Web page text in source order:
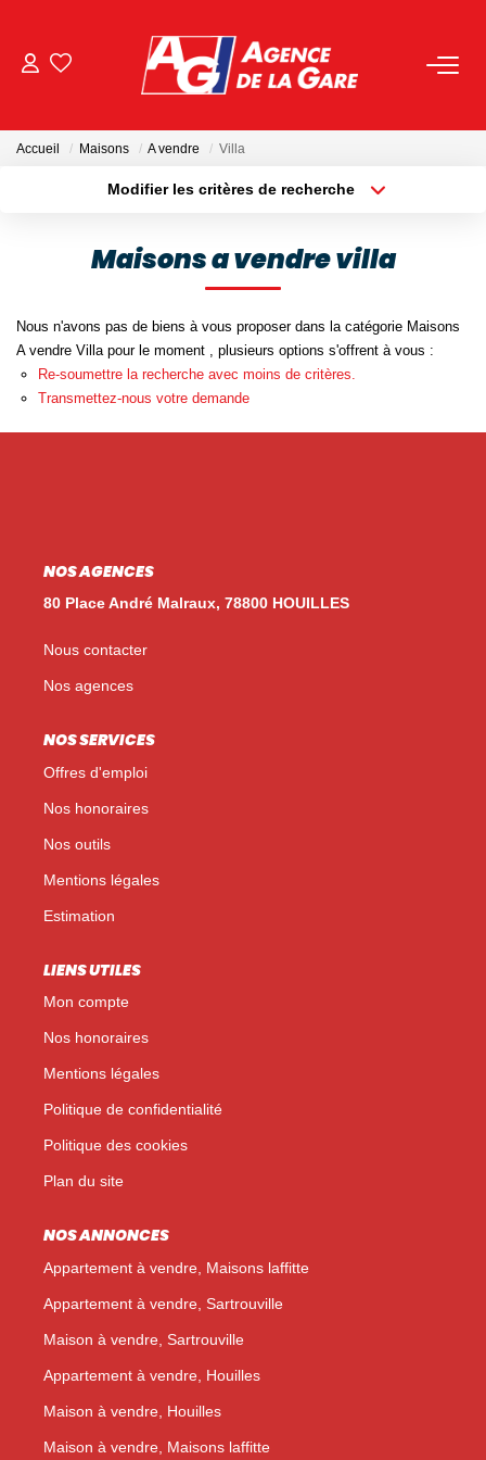
NOS AGENCES
NOUS CONTACTER
Accueil Maisons A vendre Villa
Modifier les critères de recherche
Plus de critères Créer une alerte
Maisons a vendre villa
Nous n'avons pas de biens à vous proposer dans la catégorie Maisons
A vendre Villa pour le moment , plusieurs options s'offrent à vous :
Re-soumettre la recherche avec moins de critères.
Transmettez-nous votre demande
NOS AGENCES
80 Place André Malraux, 78800 HOUILLES
Nous contacter
Nos agences
NOS SERVICES
Offres d'emploi
Nos honoraires
Nos outils
Mentions légales
Estimation
LIENS UTILES
Mon compte
Nos honoraires
Mentions légales
Politique de confidentialité
Politique des cookies
Plan du site
NOS ANNONCES
Appartement à vendre, Maisons laffitte
Appartement à vendre, Sartrouville
Maison à vendre, Sartrouville
Appartement à vendre, Houilles
Maison à vendre, Houilles
Maison à vendre, Maisons laffitte